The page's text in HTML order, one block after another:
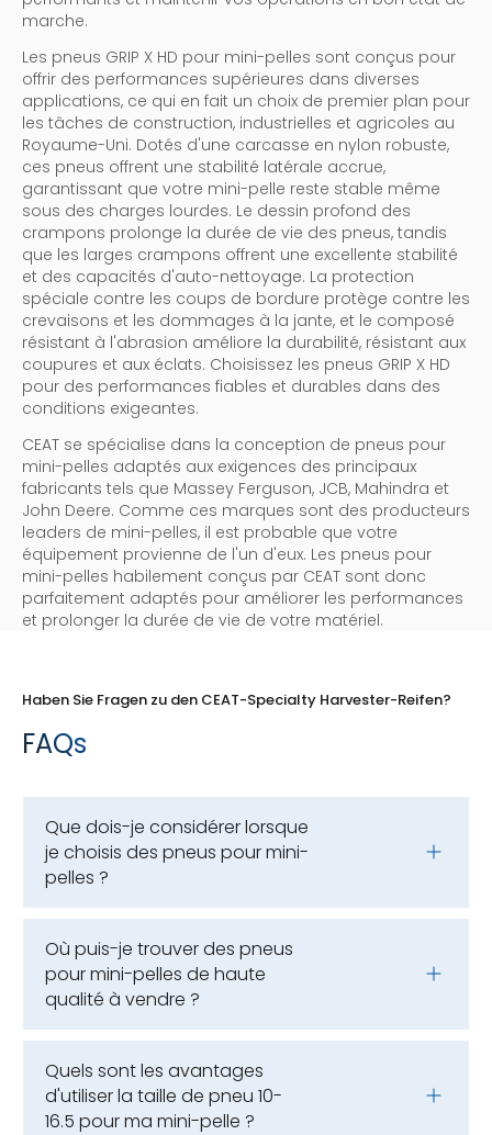
marche.
Les pneus GRIP X HD pour mini-pelles sont conçus pour
offrir des performances supérieures dans diverses
applications, ce qui en fait un choix de premier plan pour
les tâches de construction, industrielles et agricoles au
Royaume-Uni. Dotés d'une carcasse en nylon robuste,
ces pneus offrent une stabilité latérale accrue,
garantissant que votre mini-pelle reste stable même
sous des charges lourdes. Le dessin profond des
crampons prolonge la durée de vie des pneus, tandis
que les larges crampons offrent une excellente stabilité
et des capacités d'auto-nettoyage. La protection
spéciale contre les coups de bordure protège contre les
crevaisons et les dommages à la jante, et le composé
résistant à l'abrasion améliore la durabilité, résistant aux
coupures et aux éclats. Choisissez les pneus GRIP X HD
pour des performances fiables et durables dans des
conditions exigeantes.
CEAT se spécialise dans la conception de pneus pour
mini-pelles adaptés aux exigences des principaux
fabricants tels que Massey Ferguson, JCB, Mahindra et
John Deere. Comme ces marques sont des producteurs
leaders de mini-pelles, il est probable que votre
équipement provienne de l'un d'eux. Les pneus pour
mini-pelles habilement conçus par CEAT sont donc
parfaitement adaptés pour améliorer les performances
et prolonger la durée de vie de votre matériel.
Haben Sie Fragen zu den CEAT-Specialty Harvester-Reifen?
FAQs
Que dois-je considérer lorsque
je choisis des pneus pour mini-
pelles ?
Où puis-je trouver des pneus
pour mini-pelles de haute
qualité à vendre ?
Quels sont les avantages
d'utiliser la taille de pneu 10-
16.5 pour ma mini-pelle ?